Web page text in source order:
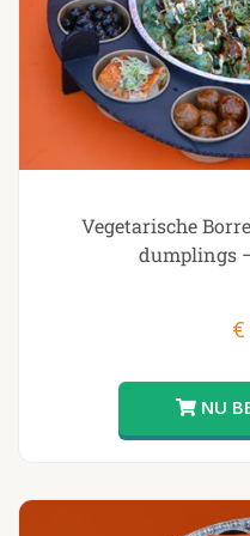
Vegetarische
dumplings
€